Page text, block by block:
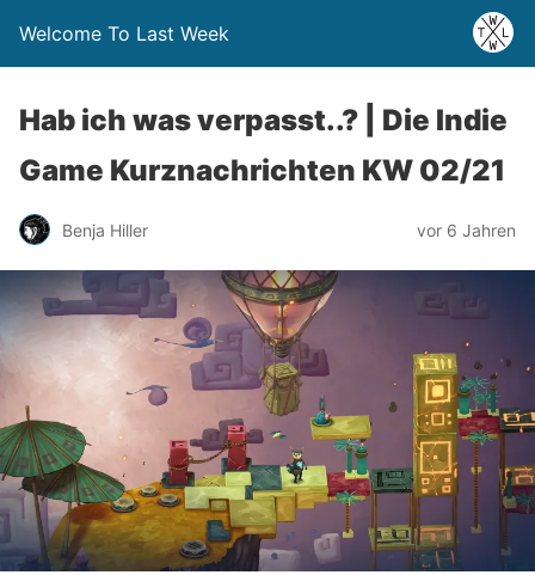
Welcome To Last Week
Hab ich was verpasst..? | Die Indie
Game Kurznachrichten KW 02/21
Benja Hiller vor 6 Jahren